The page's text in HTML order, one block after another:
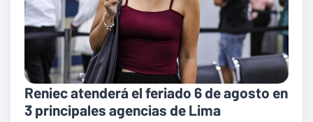
Reniec atenderá el feriado 6 de agosto en
3 principales agencias de Lima